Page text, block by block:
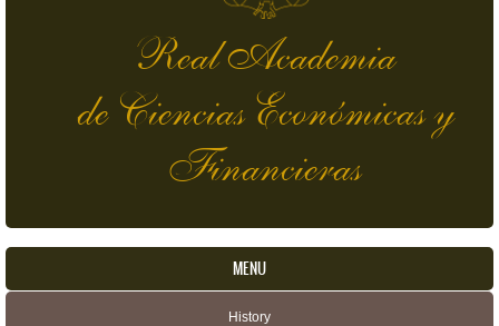
Real Academia
de Ciencias Económicas y
Financieras
MENU
History